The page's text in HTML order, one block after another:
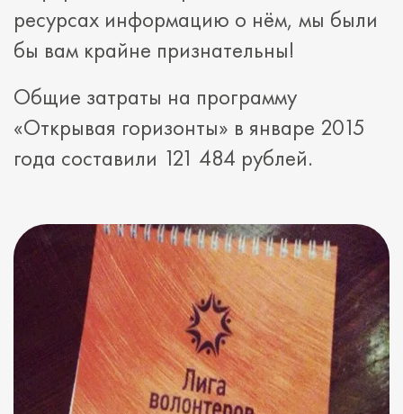
ресурсах информацию о нём, мы были
бы вам крайне признательны!
Общие затраты на программу
«Открывая горизонты» в январе 2015
года составили 121 484 рублей.